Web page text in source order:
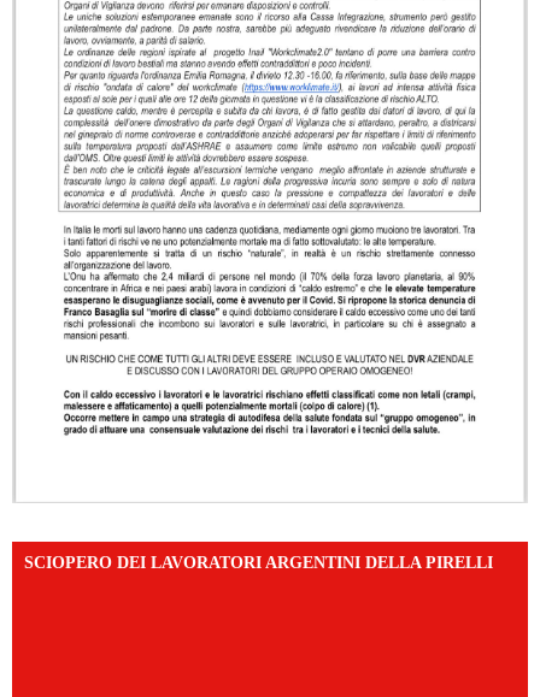
SCIOPERO DEI LAVORATORI ARGENTINI DELLA PIRELLI